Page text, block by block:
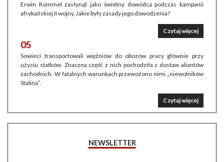
Erwin Rommel zasłynął jako świetny dowódca podczas kampanii
afrykańskiej II wojny. Jakie były zasady jego dowodzenia?
Czytaj więcej
05
Sowieci transportowali więźniów do obozów pracy głównie przy
użyciu statków. Znaczna część z nich pochodziła z dostaw aliantów
zachodnich. W fatalnych warunkach przewożono nimi „niewolników
Stalina”.
Czytaj więcej
NEWSLETTER